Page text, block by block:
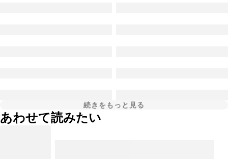
続きをもっと見る
あわせて読みたい